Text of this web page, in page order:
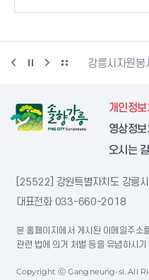
릉시민축구단 강릉시자원봉
개인정
영상정
오시는 길
[25522] 강원특별자치도 강릉
대표전화 033-660-2018
본 홈페이지에서 게시된 이메일주소
관련 법에 의거 처벌 등을 유념하시기
Copyright ⓒ Gangneung-si. All